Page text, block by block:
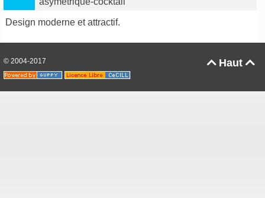
Design moderne et attractif.
Haut 
© 2004-2017